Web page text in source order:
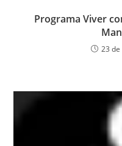
Programa Viver
23